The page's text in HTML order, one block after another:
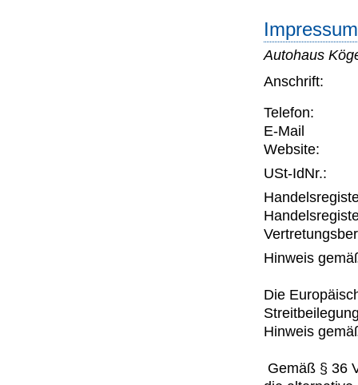
Autohaus
Anschrift:
Telefon:
E-Mail
Website:
USt-IdNr.:
Hinweis
Die
Hinweis
Gemäß § 36